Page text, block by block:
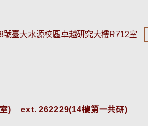
臺大水源校區卓越研究大樓R712室
室) ext. 262229(14樓第一共研)